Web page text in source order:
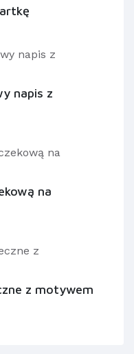
napis z
na
z motywem